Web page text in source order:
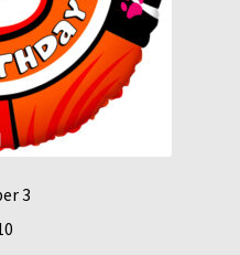
3